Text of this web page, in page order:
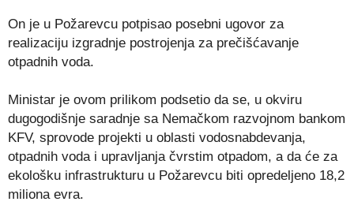
On je u Požarevcu potpisao posebni ugovor za
realizaciju izgradnje postrojenja za prečišćavanje
otpadnih voda.
Ministar je ovom prilikom podsetio da se, u okviru
dugogodišnje saradnje sa Nemačkom razvojnom bankom
KFV, sprovode projekti u oblasti vodosnabdevanja,
otpadnih voda i upravljanja čvrstim otpadom, a da će za
ekološku infrastrukturu u Požarevcu biti opredeljeno 18,2
miliona evra.